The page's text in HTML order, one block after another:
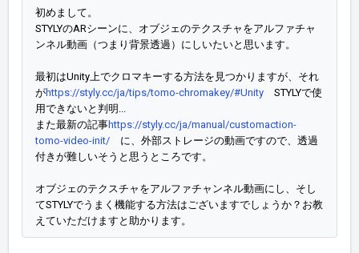
初めまして。
STYLYのARシーンに、オブジェのテクスチャをアルファチャ
ンネル動画（つまり背景透過）にしいたいと思います。
最初はUnity上でクロマキーする方法を見つかりますが、それ
がhttps://styly.cc/ja/tips/tomo-chromakey/#Unity STYLYで使
用できないと判明...
また最新の記事https://styly.cc/ja/manual/customaction-
tomo-video-init/ に、外部ストレージの動画ですので、透過
付きが難しいそうと思うところです。
オブジェのテクスチャをアルファチャンネル動画にし、そし
てSTYLYでうまく機能する方法はございますでしょうか？お教
えていただけますと助かります。